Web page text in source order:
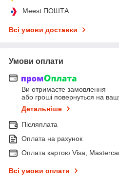
Meest ПОШТА
Всі умови доставки
Умови оплати
Ви отримаєте замовлення
або гроші повернуться на
Детальніше
Післяплата
Оплата на рахунок
Оплата картою Visa,
Всі умови оплати